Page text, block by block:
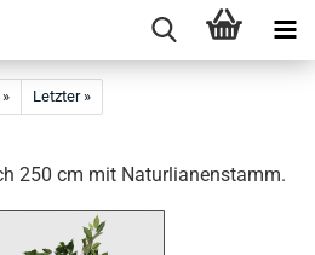
Letzter »
250 cm mit Naturlianenstamm.